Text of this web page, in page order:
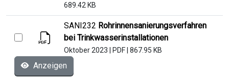
689.42 KB
SANI232 Rohrinnensanierungsverfahren
bei Trinkwasserinstallationen
Oktober 2023 PDF 867.95 KB
Anzeigen